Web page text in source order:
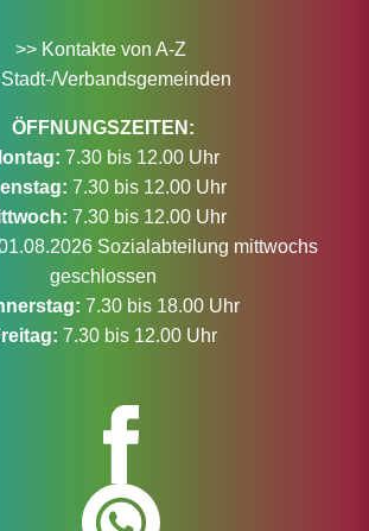
>> Kontakte von A-Z
Verbandsgemeinden
ÖFFNUNGSZEITEN:
7.30 bis 12.00 Uhr
7.30 bis 12.00 Uhr
7.30 bis 12.00 Uhr
Sozialabteilung mittwochs
geschlossen
7.30 bis 18.00 Uhr
7.30 bis 12.00 Uhr